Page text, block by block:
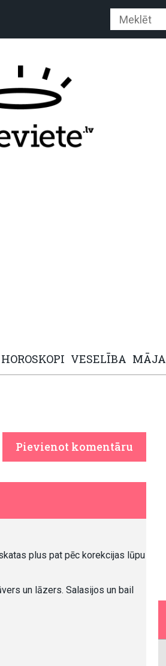
HOROSKOPI VESELĪBA MĀJA
Pievienot komentāru
plus pat pēc korekcijas lūpu
un lāzers. Salasijos un bail